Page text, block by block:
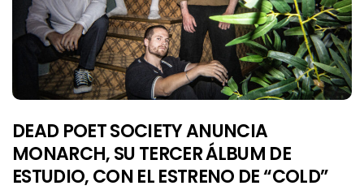
DEAD POET SOCIETY ANUNCIA
MONARCH, SU TERCER ÁLBUM DE
ESTUDIO, CON EL ESTRENO DE “COLD”